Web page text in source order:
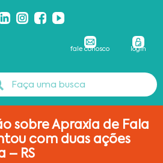
fale conosco login
sobre Apraxia de Fala
com duas ações
– RS